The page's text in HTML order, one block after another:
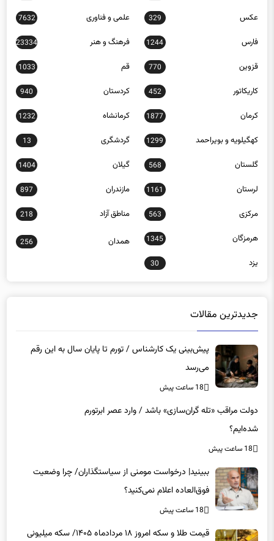
عکس 329 علمی و فناوری 7632
فارس 1244 فرهنگ و هنر 23334
قزوین 770 قم 1033
کاریکاتور 452 کردستان 940
کرمان 1877 کرمانشاه 1232
کهگیلویه و بویراحمد 1299 گردشگری 13
گلستان 568 گیلان 1404
لرستان 1161 مازندران 897
مرکزی 563 مناطق آزاد 218
هرمزگان 1345 همدان 256
یزد 30
جدیدترین مقالات
پیش‌بینی یک کارشناس / تورم تا پایان سال به این رقم
می‌رسد
18 ساعت پیش
دولت مراقب «تله گران‌سازی» باشد / وارد عصر ابرتورم
شده‌ایم؟
18 ساعت پیش
ببینید| درخواست مومنی از سیاستگذاران/ چرا وضعیت
فوق‌العاده اعلام نمی‌کنید؟
18 ساعت پیش
قیمت طلا و سکه امروز ۱۸ مردادماه ۱۴۰۵/ سکه میلیونی